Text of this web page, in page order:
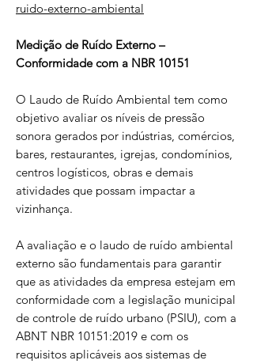
ruido-externo-ambiental
Medição de Ruído Externo –
Conformidade com a NBR 10151
O Laudo de Ruído Ambiental tem como
objetivo avaliar os níveis de pressão
sonora gerados por indústrias, comércios,
bares, restaurantes, igrejas, condomínios,
centros logísticos, obras e demais
atividades que possam impactar a
vizinhança.
A avaliação e o laudo de ruído ambiental
externo são fundamentais para garantir
que as atividades da empresa estejam em
conformidade com a legislação municipal
de controle de ruído urbano (PSIU), com a
ABNT NBR 10151:2019 e com os
requisitos aplicáveis aos sistemas de